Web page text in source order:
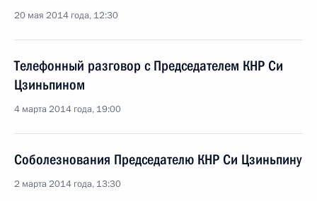
20 мая 2014 года, 12:30
Телефонный разговор с Председателем КНР Си
Цзиньпином
4 марта 2014 года, 19:00
Соболезнования Председателю КНР Си Цзиньпину
2 марта 2014 года, 13:30